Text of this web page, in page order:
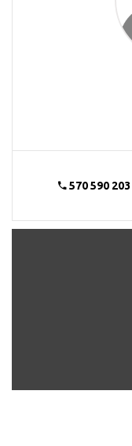
570 590 203